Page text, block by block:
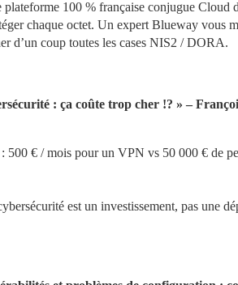
100 % française conjugue
chaque octet. Un expert Blueway vous
d’un coup toutes les cases NIS2 / DORA.
: ça coûte trop cher !? » –
500 € / mois pour un VPN vs 50 000 € de
est un investissement, pas une